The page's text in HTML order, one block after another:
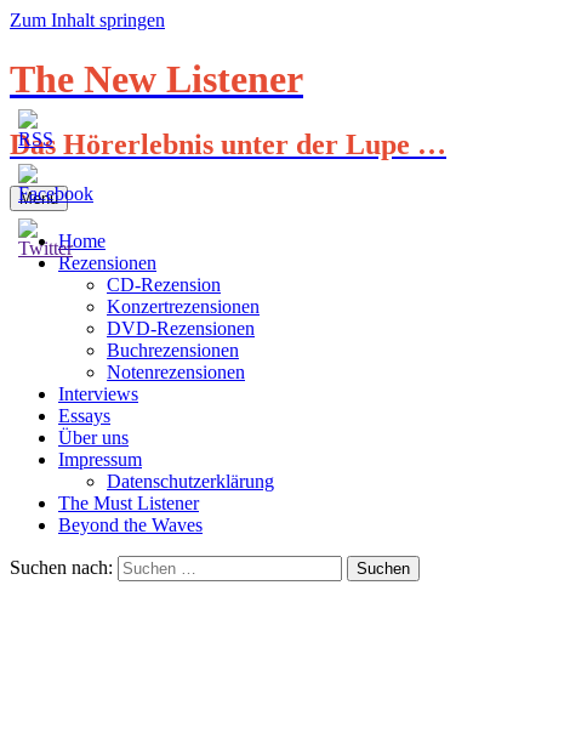
Zum Inhalt springen
The New Listener
Das Hörerlebnis unter der Lupe …
Menü
Home
Rezensionen
CD-Rezension
Konzertrezensionen
DVD-Rezensionen
Buchrezensionen
Notenrezensionen
Interviews
Essays
Über uns
Impressum
Datenschutzerklärung
The Must Listener
Beyond the Waves
Suchen nach: